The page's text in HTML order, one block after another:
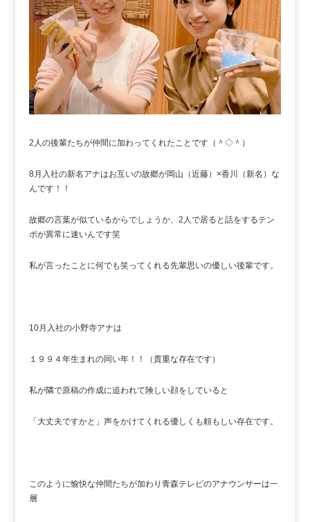
2人の後輩たちが仲間に加わってくれたことです（＾◇＾）
8月入社の新名アナはお互いの故郷が岡山（近藤）×香川（新名）な
んです！！
故郷の言葉が似ているからでしょうか、2人で居ると話をするテン
ポが異常に速いんです笑
私が言ったことに何でも笑ってくれる先輩思いの優しい後輩です。
10月入社の小野寺アナは
１９９４年生まれの同い年！！（貴重な存在です）
私が隣で原稿の作成に追われて険しい顔をしていると
「大丈夫ですかと」声をかけてくれる優しくも頼もしい存在です。
このように愉快な仲間たちが加わり青森テレビのアナウンサーは一
層